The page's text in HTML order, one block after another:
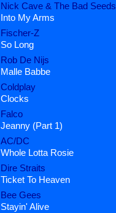
Nick Cave & The Bad Seeds
Into My Arms
Fischer-Z
So Long
Rob De Nijs
Malle Babbe
Coldplay
Clocks
Falco
Jeanny (Part 1)
AC/DC
Whole Lotta Rosie
Dire Straits
Ticket To Heaven
Bee Gees
Stayin' Alive